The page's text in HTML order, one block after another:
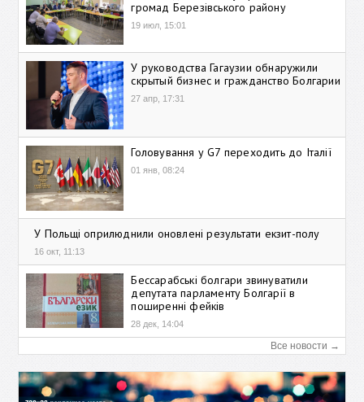
громад Березівського району
19 июл, 15:01
У руководства Гагаузии обнаружили
скрытый бизнес и гражданство Болгарии
27 апр, 17:31
Головування у G7 переходить до Італії
01 янв, 08:24
У Польщі оприлюднили оновлені результати екзит-полу
16 окт, 11:13
Бессарабські болгари звинуватили
депутата парламенту Болгарії в
поширенні фейків
28 дек, 14:04
Все новости →